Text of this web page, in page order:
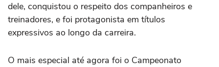
dele, conquistou o respeito dos companheiros e
treinadores, e foi protagonista em títulos
expressivos ao longo da carreira.
O mais especial até agora foi o Campeonato